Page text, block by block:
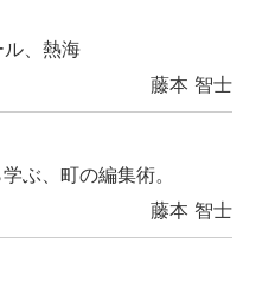
、熱海
藤本 智士
ぶ、町の編集術。
藤本 智士